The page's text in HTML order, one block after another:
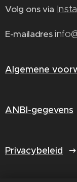
Volg ons via
E-mailadres
Algemene
ANBI-gegevens
Privacybeleid